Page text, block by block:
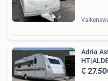
Adria
€